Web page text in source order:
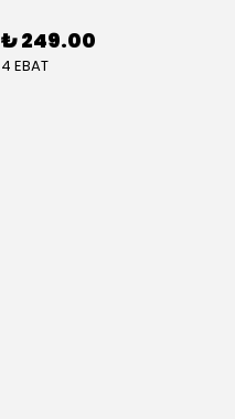
₺ 249.00
4 EBAT